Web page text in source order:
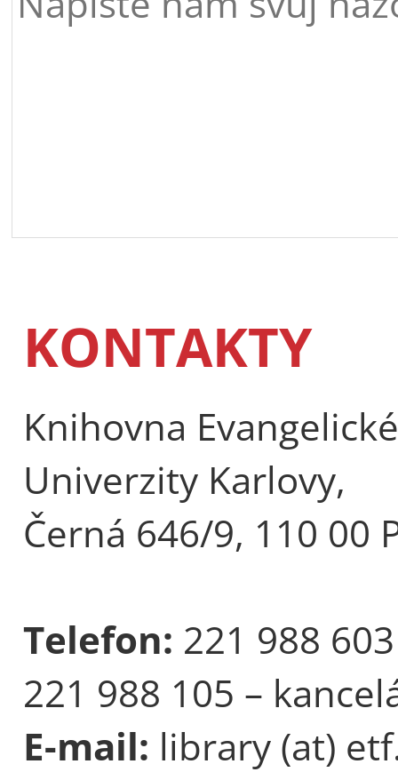
KONTAKTY
Knihovna
Univerzity Karlovy,
Černá 646/9, 110 00
Telefon: 221 988
221 988 105 –
E-mail: library (at)